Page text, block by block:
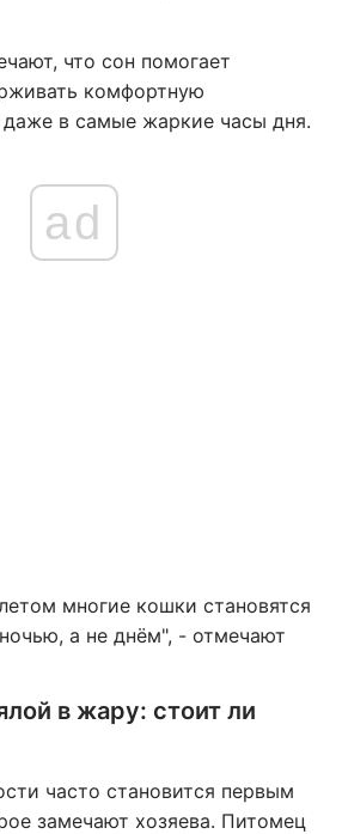
что сон помогает
комфортную
даже в самые жаркие часы дня.
ad
многие кошки становятся
а не днём", - отмечают
в жару: стоит ли
часто становится первым
замечают хозяева. Питомец